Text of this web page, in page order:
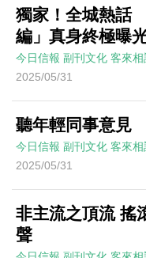
獨家！全城熱話
編」真身終極曝
今日信報 副刊文化 客來相
2025/05/31
聽年輕同事意見
今日信報 副刊文化 客來相
2025/05/31
非主流之頂流 搖
聲